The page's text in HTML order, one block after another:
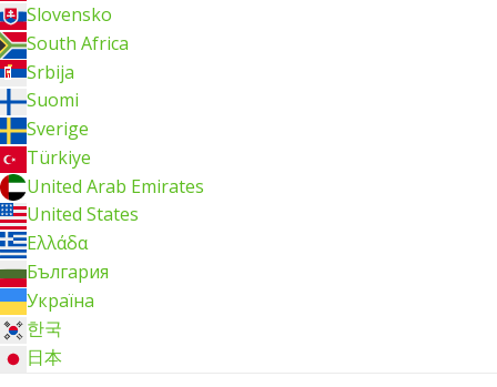
Slovensko
South Africa
Srbija
Suomi
Sverige
Türkiye
United Arab Emirates
United States
Ελλάδα
България
Україна
한국
日本